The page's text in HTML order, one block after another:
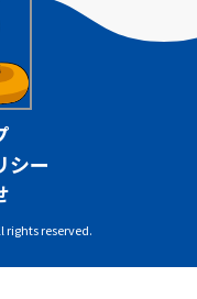
シー
rights reserved.